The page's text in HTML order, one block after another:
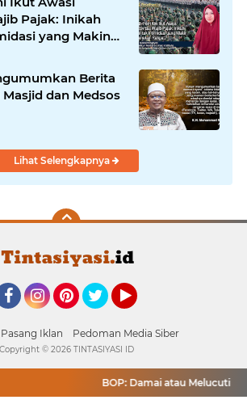
Pajak: Inikah
yang Makin
Berita
dan Medsos
Lihat Selengkapnya
Pasang Iklan Pedoman Media Siber
BOP: Damai atau Melucuti
Copyright © 2026 TINTASIYASI ID